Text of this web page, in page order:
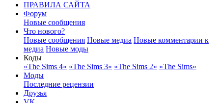
ПРАВИЛА САЙТА
Форум
Новые сообщения
Что нового?
Новые сообщения Новые медиа Новые комментарии к
медиа Новые моды
Коды
«The Sims 4» «The Sims 3» «The Sims 2» «The Sims»
Моды
Последние рецензии
Друзья